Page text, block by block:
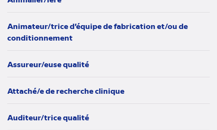
Animateur/trice d’équipe de fabrication et/ou de
conditionnement
Assureur/euse qualité
Attaché/e de recherche clinique
Auditeur/trice qualité